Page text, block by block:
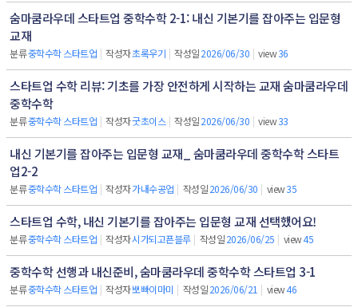
숨마쿰라우데 스타트업 중학수학 2-1: 내신 기본기를 잡아주는 입문형
교재
분류중학수학 스타트업 | 작성자초록우기 | 작성일2026/06/30 | view36
스타트업 수학 리뷰: 기초를 가장 안전하게 시작하는 교재 숨마쿰라우데
중학수학
분류중학수학 스타트업 | 작성자굿초이스 | 작성일2026/06/30 | view33
내신 기본기를 잡아주는 입문형 교재_ 숨마쿰라우데 중학수학 스타트
업2-2
분류중학수학 스타트업 | 작성자가내수공업 | 작성일2026/06/30 | view35
스타트업 수학, 내신 기본기를 잡아주는 입문형 교재 선택했어요!
분류중학수학 스타트업 | 작성자시가되고픈블루 | 작성일2026/06/25 | view45
중학수학 선행과 내신준비, 숨마쿰라우데 중학수학 스타트업 3-1
분류중학수학 스타트업 | 작성자뽀빠이마미 | 작성일2026/06/21 | view46